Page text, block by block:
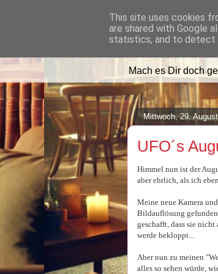
Mach es Dir doch
Mittwoch, 29.
UFO´s
Himmel nun ist der
aber ehrlich, als ich
Meine neue Kamera
Bildauflösung
geschafft, dass sie
werde bekloppt...
Aber nun zu meinen
alles so sehen würde,
This site uses cookies
are shared with Google
statistics, and to detect